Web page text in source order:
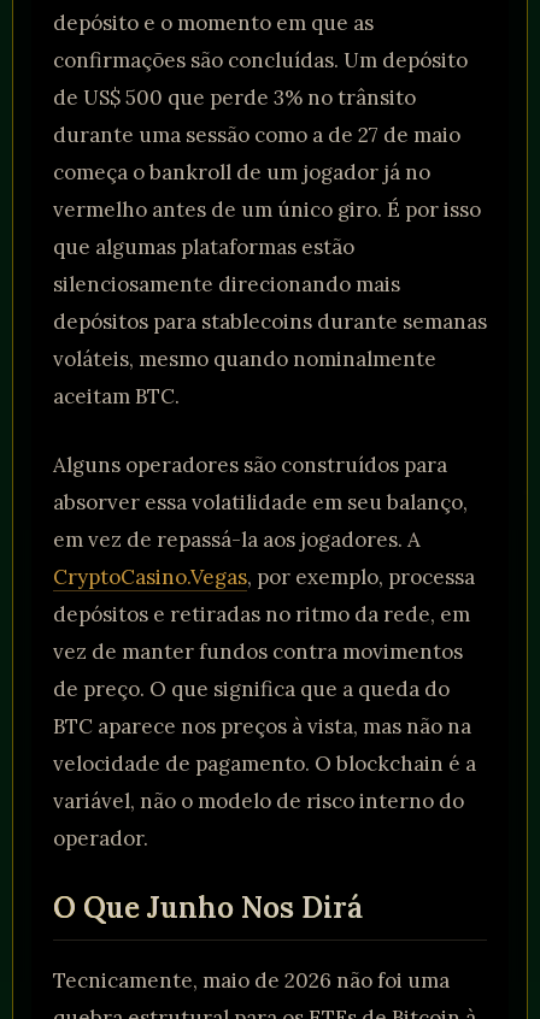
depósito e o momento em que as
confirmações são concluídas. Um depósito
de US$ 500 que perde 3% no trânsito
durante uma sessão como a de 27 de maio
começa o bankroll de um jogador já no
vermelho antes de um único giro. É por isso
que algumas plataformas estão
silenciosamente direcionando mais
depósitos para stablecoins durante semanas
voláteis, mesmo quando nominalmente
aceitam BTC.
Alguns operadores são construídos para
absorver essa volatilidade em seu balanço,
em vez de repassá-la aos jogadores. A
CryptoCasino.Vegas, por exemplo, processa
depósitos e retiradas no ritmo da rede, em
vez de manter fundos contra movimentos
de preço. O que significa que a queda do
BTC aparece nos preços à vista, mas não na
velocidade de pagamento. O blockchain é a
variável, não o modelo de risco interno do
operador.
O Que Junho Nos Dirá
Tecnicamente, maio de 2026 não foi uma